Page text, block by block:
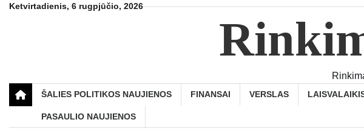
SkipKetvirtadienis, 6 rugpjūčio, 2026
ŠALIES POLITIKOS NAUJIENOS FINANSAI VERSLAS
PASAULIO NAUJIENOS